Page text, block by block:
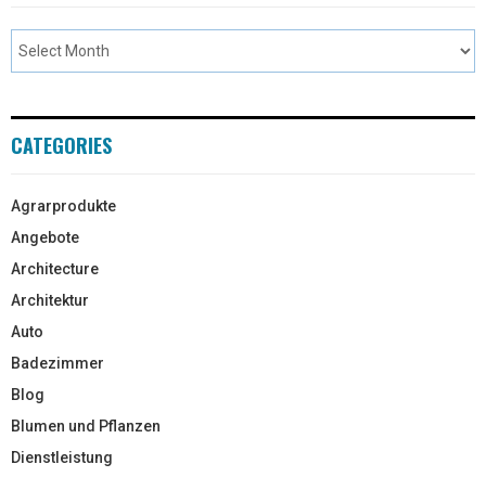
CATEGORIES
Agrarprodukte
Angebote
Architecture
Architektur
Auto
Badezimmer
Blog
Blumen und Pflanzen
Dienstleistung